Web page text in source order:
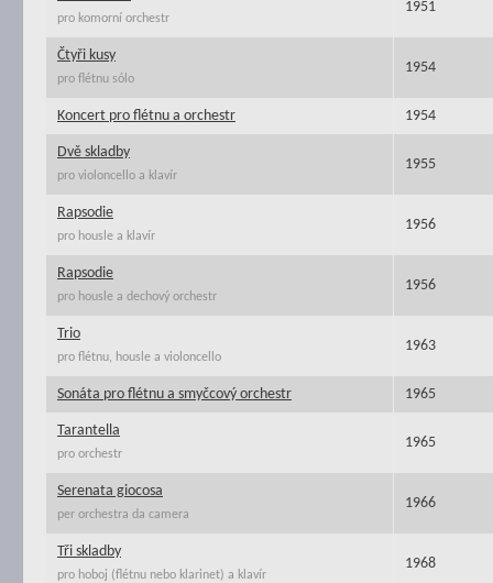
pro komorní orchestr
1951
Čtyři kusy
pro flétnu sólo
1954
Koncert pro flétnu a orchestr 1954
Dvě skladby
pro violoncello a klavír
1955
Rapsodie
pro housle a klavír
1956
Rapsodie
pro housle a dechový orchestr
1956
Trio
pro flétnu, housle a violoncello
1963
Sonáta pro flétnu a smyčcový orchestr 1965
Tarantella
pro orchestr
1965
Serenata giocosa
per orchestra da camera
1966
Tři skladby
pro hoboj (flétnu nebo klarinet) a klavír
1968